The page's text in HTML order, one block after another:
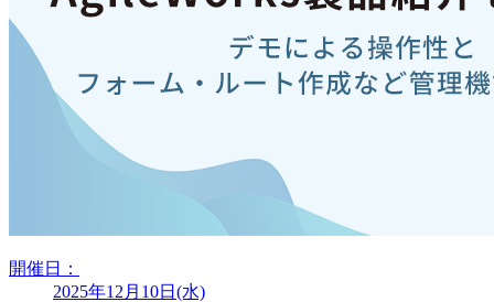
開催日：
2025年12月10日(水)